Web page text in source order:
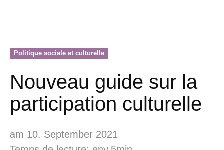
Politique sociale et culturelle
Nouveau guide sur la
participation culturelle
am 10. September 2021